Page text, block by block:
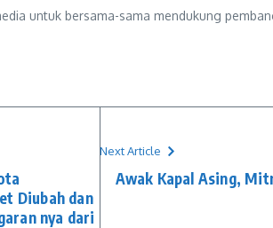
untuk bersama-sama mendukung
Diubah dan
nya dari
Next Article
Awak Kapal Asing,